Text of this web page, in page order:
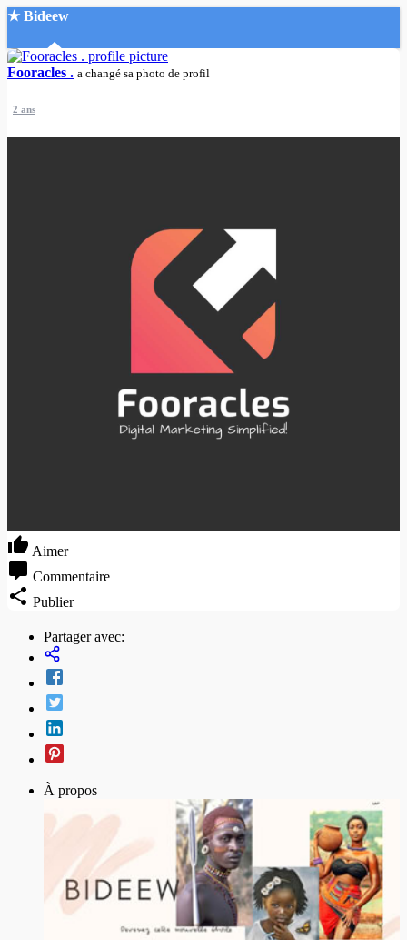
★ Bideew
Accueil
Connexion
Créer un compte
Fooracles . a changé sa photo de profil
2 ans
Aimer
Commentaire
Publier
Partager avec:
À propos